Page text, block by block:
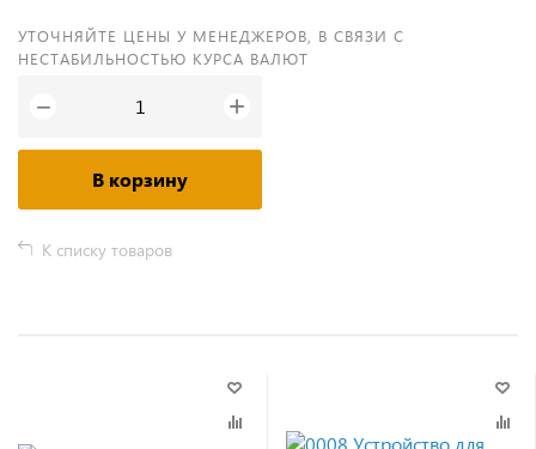
УТОЧНЯЙТЕ ЦЕНЫ У МЕНЕДЖЕРОВ, В СВЯЗИ С
НЕСТАБИЛЬНОСТЬЮ КУРСА ВАЛЮТ
− +
В корзину
К списку товаров